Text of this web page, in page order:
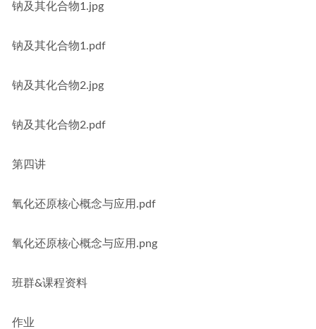
钠及其化合物1.jpg
钠及其化合物1.pdf
钠及其化合物2.jpg
钠及其化合物2.pdf
第四讲
氧化还原核心概念与应用.pdf
氧化还原核心概念与应用.png
班群&课程资料
作业